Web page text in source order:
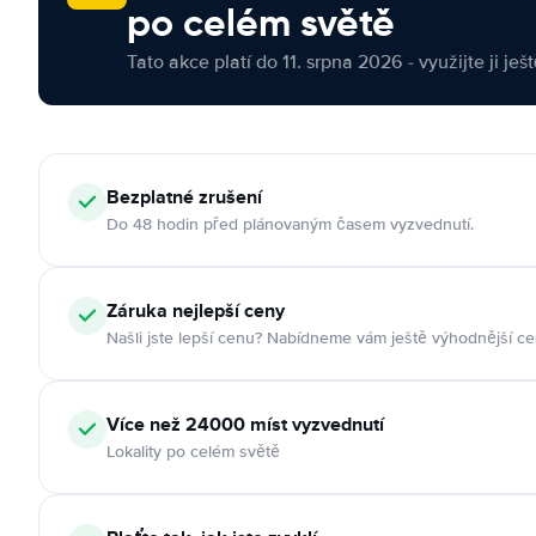
po celém světě
Tato akce platí do 11. srpna 2026 - využijte ji
Bezplatné zrušení
Do 48 hodin před plánovaným časem vyzvednutí.
Záruka nejlepší ceny
Našli jste lepší cenu? Nabídneme vám ještě výhodnější
Více než 24000 míst vyzvednutí
Lokality po celém světě